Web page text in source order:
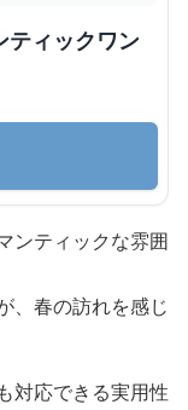
ティックワン
ンティックな雰囲
、春の訪れを感じ
対応できる実用性